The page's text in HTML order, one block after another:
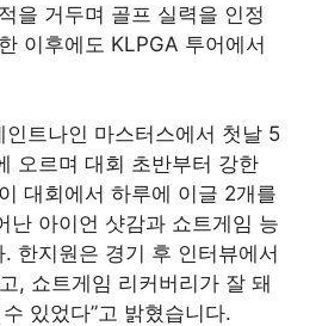
을 거두며 골프 실력을 인정
이후에도 KLPGA 투어에서
인트나인 마스터스에서 첫날 5
오르며 대회 초반부터 강한
대회에서 하루에 이글 2개를
난 아이언 샷감과 쇼트게임 능
한지원은 경기 후 인터뷰에서
, 쇼트게임 리커버리가 잘 돼
있었다”고 밝혔습니다.